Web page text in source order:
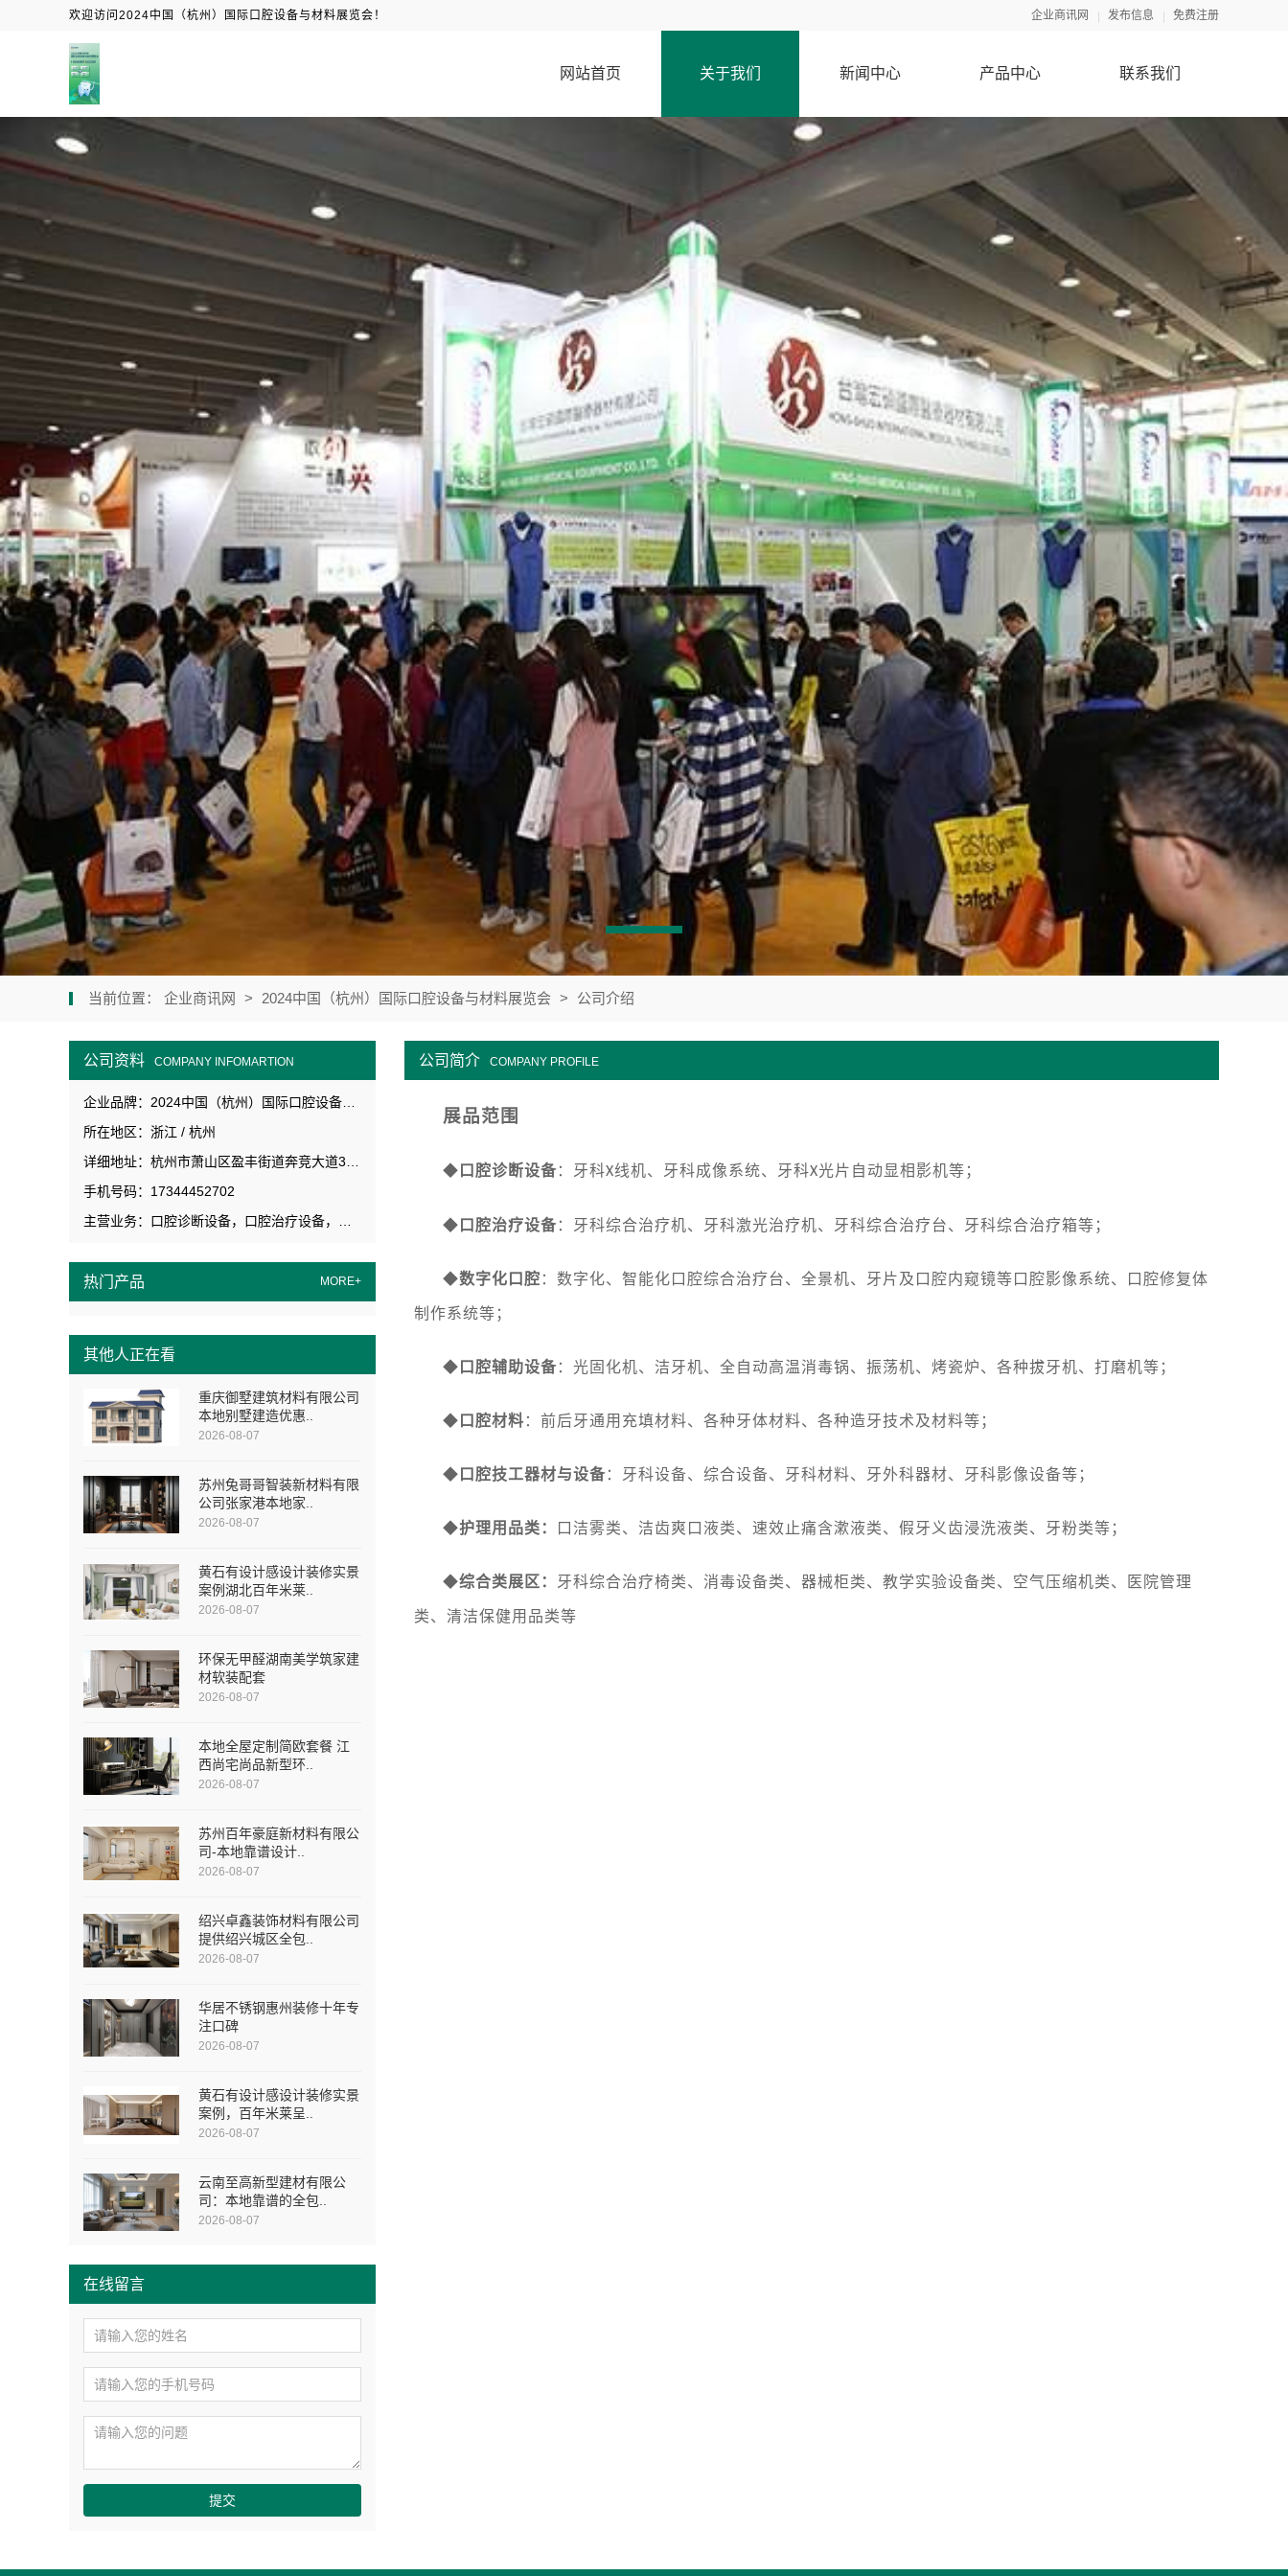
欢迎访问2024中国（杭州）国际口腔设备与材料展览会！ 企业商讯网 发布信息 免费注册
网站首页 关于我们 新闻中心 产品中心 联系我们
当前位置： 企业商讯网 > 2024中国（杭州）国际口腔设备与材料展览会 > 公司介绍
公司资料 COMPANY INFOMARTION
所在地区：浙江 / 杭州
手机号码：17344452702
热门产品 MORE+
其他人正在看
重庆御墅建筑材料有限公司
本地别墅建造优惠..
2026-08-07
苏州兔哥哥智装新材料有限
公司张家港本地家..
2026-08-07
黄石有设计感设计装修实景
案例湖北百年米莱..
2026-08-07
环保无甲醛湖南美学筑家建
材软装配套
2026-08-07
本地全屋定制简欧套餐 江
西尚宅尚品新型环..
2026-08-07
苏州百年豪庭新材料有限公
司-本地靠谱设计..
2026-08-07
绍兴卓鑫装饰材料有限公司
提供绍兴城区全包..
2026-08-07
华居不锈钢惠州装修十年专
注口碑
2026-08-07
黄石有设计感设计装修实景
案例，百年米莱呈..
2026-08-07
云南至高新型建材有限公
司：本地靠谱的全包..
2026-08-07
在线留言
提交
公司简介 COMPANY PROFILE
展品范围
◆ 口腔诊断设备：牙科X线机、牙科成像系统、牙科X光片自动显相影机等；
◆ 口腔治疗设备：牙科综合治疗机、牙科激光治疗机、牙科综合治疗台、牙科综合治疗箱等；
◆数字化口腔 ：数字化、智能化口腔综合治疗台、全景机、牙片及口腔内窥镜等口腔影像系统、口腔修复体
制作系统等；
◆ 口腔辅助设备：光固化机、洁牙机、全自动高温消毒锅、振荡机、烤瓷炉、各种拔牙机、打磨机等；
◆ 口腔材料 ：前后牙通用充填材料、各种牙体材料、各种造牙技术及材料等；
◆ 口腔技工器材与设备：牙科设备、综合设备、牙科材料、牙外科器材、牙科影像设备等；
◆护理用品类： 口洁雾类、洁齿爽口液类、速效止痛含漱液类、假牙义齿浸洗液类、牙粉类等；
◆综合类展区： 牙科综合治疗椅类、消毒设备类、器械柜类、教学实验设备类、空气压缩机类、医院管理
类、清洁保健用品类等